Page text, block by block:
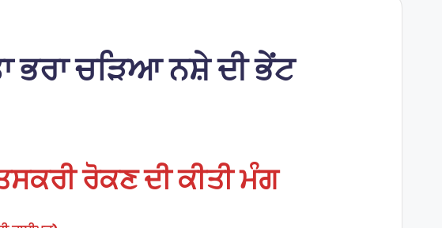
ਭਰਾ ਚੜਿਆ ਨਸ਼ੇ ਦੀ ਭੇਂਟ
ਰੋਕਣ ਦੀ ਕੀਤੀ ਮੰਗ